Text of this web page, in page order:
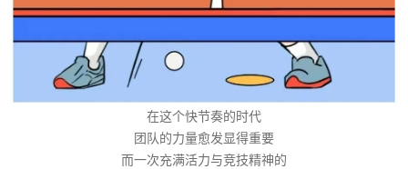
在这个快节奏的时代
团队的力量愈发显得重要
而一次充满活力与竞技精神的